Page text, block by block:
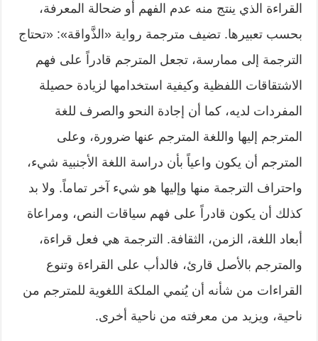
القراءة الذي ينتج منه عدم الفهم أو ضحالة المعرفة،
بحسب تعبيرها. تضيف مترجمة رواية «الذَّواقة»: «تحتاج
الترجمة إلى ممارسة، تجعل المترجم قادراً على فهم
الاشتقاقات اللفظية وكيفية استخدامها لزيادة حصيلة
المفردات لديه، كما أن إجادة النحو والصرف للغة
المترجم إليها واللغة المترجم عنها ضرورة، وعلى
المترجم أن يكون واعياً بأن دراسة اللغة الأجنبية شيء،
واحتراف الترجمة منها وإليها هو شيء آخر تماماً. ولا بد
كذلك أن يكون قادراً على فهم سياقات النص، ومراعاة
أبعاد اللغة، الزمن، الثقافة. الترجمة هي فعل قراءة،
والمترجم بالأصل قارئ، فالدأب على القراءة وتنوع
القراءات من شأنه أن يُنمي الملكة اللغوية للمترجم من
ناحية، ويزيد من معرفته من ناحية أخرى.